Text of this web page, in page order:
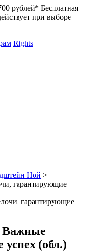
рублей* Бесплатная
при выборе
Rights
Ной >
гарантирующие
Важные
(обл.)